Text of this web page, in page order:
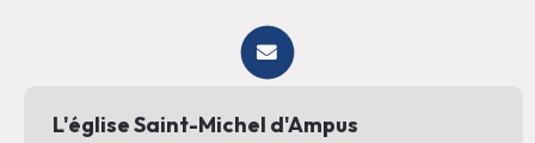
L'église Saint-Michel d'Ampus